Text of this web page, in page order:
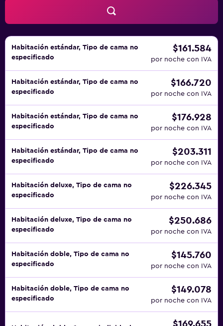
Habitación estándar, Tipo de cama no
especificado
$161.584
por noche con IVA
Habitación estándar, Tipo de cama no
especificado
$166.720
por noche con IVA
Habitación estándar, Tipo de cama no
especificado
$176.928
por noche con IVA
Habitación estándar, Tipo de cama no
especificado
$203.311
por noche con IVA
Habitación deluxe, Tipo de cama no
especificado
$226.345
por noche con IVA
Habitación deluxe, Tipo de cama no
especificado
$250.686
por noche con IVA
Habitación doble, Tipo de cama no
especificado
$145.760
por noche con IVA
Habitación doble, Tipo de cama no
especificado
$149.078
por noche con IVA
$169.655